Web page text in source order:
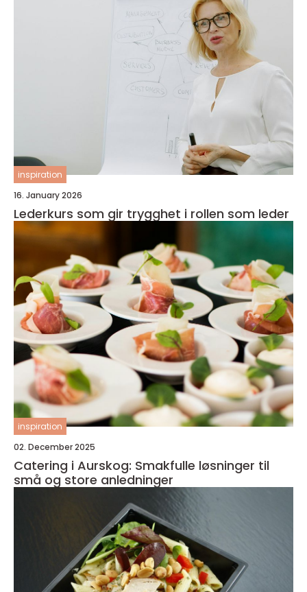
inspiration
16. January 2026
Lederkurs som gir trygghet i rollen som leder
inspiration
02. December 2025
Catering i Aurskog: Smakfulle løsninger til
små og store anledninger